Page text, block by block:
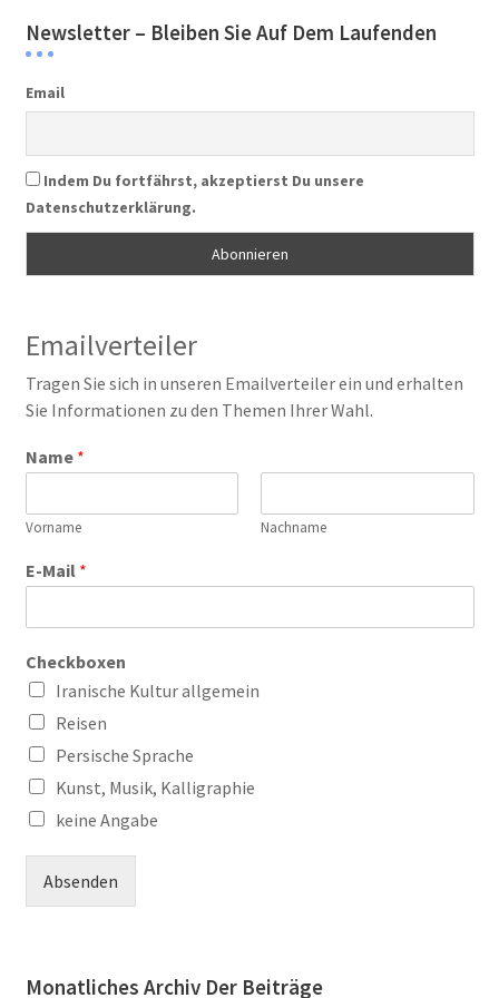
Newsletter – Bleiben Sie Auf Dem Laufenden
Email
Indem Du fortfährst, akzeptierst Du unsere
Datenschutzerklärung.
Emailverteiler
Tragen Sie sich in unseren Emailverteiler ein und erhalten
Sie Informationen zu den Themen Ihrer Wahl.
Name *
Vorname Nachname
E-Mail *
Checkboxen
Iranische Kultur allgemein
Reisen
Persische Sprache
Kunst, Musik, Kalligraphie
keine Angabe
Absenden
Monatliches Archiv Der Beiträge